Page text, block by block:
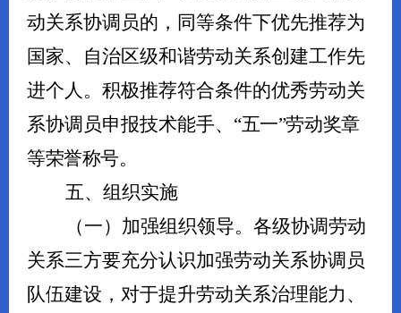
动关系协调员的，同等条件下优先推荐为
国家、自治区级和谐劳动关系创建工作先
进个人 。 积极推荐符合条件的优秀劳动关
系协调员申报技术能手、 “五一”劳动奖章
等荣誉称号。
五、 组织实施
（一）加强组织领导。 各级协调劳动
关系三方要充分认识加强劳动关系协调员
队伍建设，对于提升劳动关系治理能力、